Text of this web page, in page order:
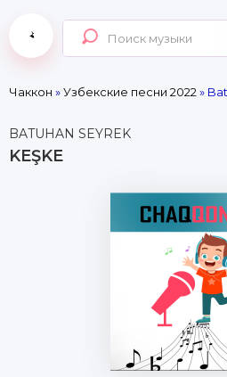
Чаккон »Узбекские песни 2022 »
BATUHAN SEYREK
KEŞKE